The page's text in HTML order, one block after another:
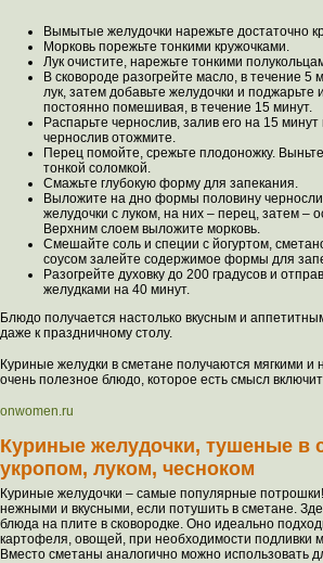
Вымытые желудочки нарежьте достаточно
Морковь порежьте тонкими кружочками.
Лук очистите, нарежьте тонкими
В сковороде разогрейте масло, в течение 5
лук, затем добавьте желудочки и поджарьте
постоянно помешивая, в течение 15 минут.
Распарьте чернослив, залив его на 15
чернослив отожмите.
Перец помойте, срежьте плодоножку.
тонкой соломкой.
Смажьте глубокую форму для запекания.
Выложите на дно формы половину
желудочки с луком, на них – перец, затем –
Верхним слоем выложите морковь.
Смешайте соль и специи с йогуртом,
соусом залейте содержимое формы для
Разогрейте духовку до 200 градусов и
желудками на 40 минут.
Блюдо получается настолько вкусным и
даже к праздничному столу.
Куриные желудки в сметане получаются мягкими
очень полезное блюдо, которое есть смысл
onwomen.ru
Куриные желудочки, тушеные в
укропом, луком, чесноком
Куриные желудочки – самые популярные
нежными и вкусными, если потушить в сметане.
блюда на плите в сковородке. Оно идеально
картофеля, овощей, при необходимости подливки
Вместо сметаны аналогично можно использовать